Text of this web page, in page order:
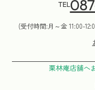
TEL
(受付時間:月～金 11:00-
栗林庵店舗へ